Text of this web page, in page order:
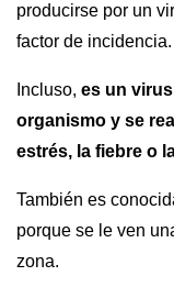
producirse por un
factor de incidencia.
Incluso, es un
organismo y se
estrés, la fiebre o
También es
porque se le ven
zona.